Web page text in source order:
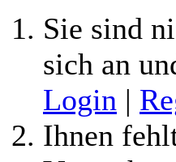
Sie sind
sich an
Login |
Ihnen